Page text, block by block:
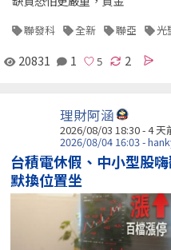
聯發科 全新 聯亞 光
20831 1 2
理財阿涵
2026/08/03 18:30 - 4 天
2026/08/04 16:03 -
台積電休假、中小型股
默換位置坐